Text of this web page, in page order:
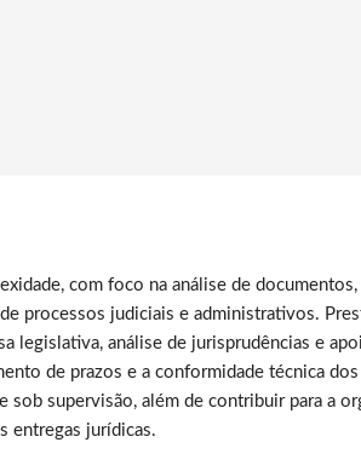
com foco na análise de documentos,
processos judiciais e administrativos.
legislativa, análise de jurisprudências e
de prazos e a conformidade técnica
sob supervisão, além de contribuir para a
entregas jurídicas.